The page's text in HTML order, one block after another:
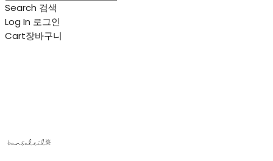
Search 검색
Log In 로그인
Cart장바구니